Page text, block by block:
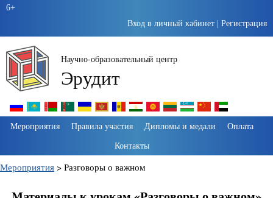
6+
Вход в личный кабинет
Регистрация
Научно-образовательный центр
Эрудит
Пропустить
навигацию
Мероприятия Правила участия Дипломы и медали
Оплата
Контакты
Мероприятия > Разговоры о важном